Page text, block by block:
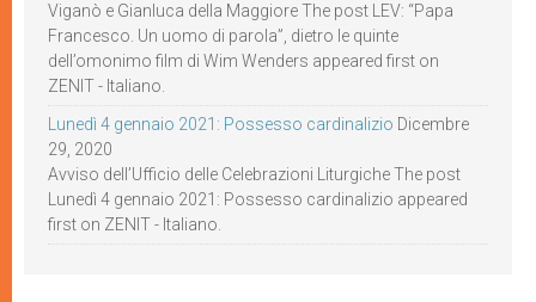
Viganò e Gianluca della Maggiore The post LEV: “Papa
Francesco. Un uomo di parola”, dietro le quinte
dell’omonimo film di Wim Wenders appeared first on
ZENIT - Italiano.
Lunedì 4 gennaio 2021: Possesso cardinalizio Dicembre
29, 2020
Avviso dell’Ufficio delle Celebrazioni Liturgiche The post
Lunedì 4 gennaio 2021: Possesso cardinalizio appeared
first on ZENIT - Italiano.